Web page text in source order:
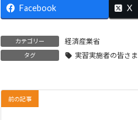
Facebook X
カテゴリー 経済産業省
タグ 実習実施者の皆さま
前の記事